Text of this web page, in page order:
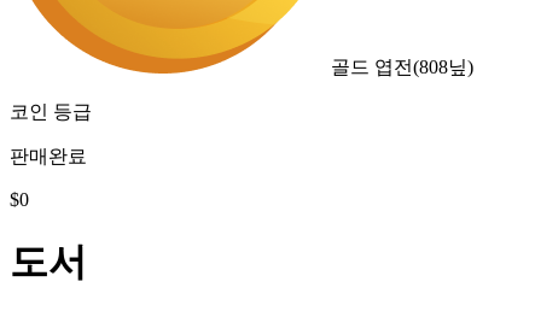
골드 엽전(808닢)
코인 등급
판매완료
$0
도서